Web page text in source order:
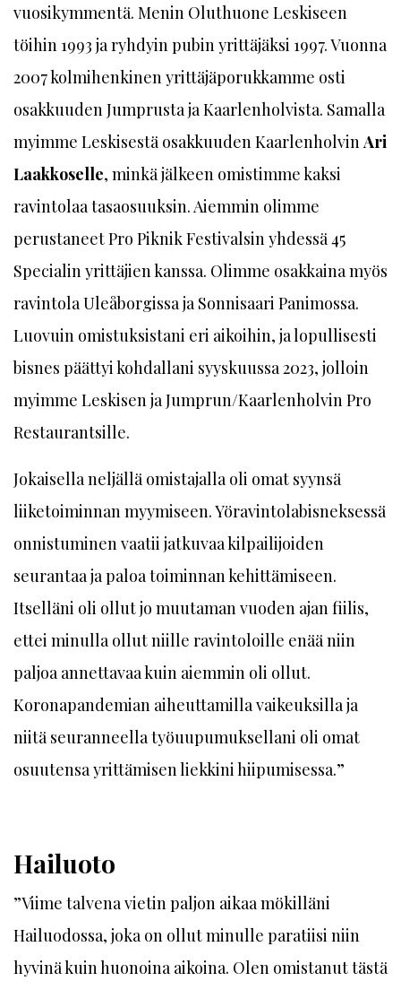
vuosikymmentä. Menin Oluthuone Leskiseen
töihin 1993 ja ryhdyin pubin yrittäjäksi 1997. Vuonna
2007 kolmihenkinen yrittäjäporukkamme osti
osakkuuden Jumprusta ja Kaarlenholvista. Samalla
myimme Leskisestä osakkuuden Kaarlenholvin Ari
Laakkoselle, minkä jälkeen omistimme kaksi
ravintolaa tasaosuuksin. Aiemmin olimme
perustaneet Pro Piknik Festivalsin yhdessä 45
Specialin yrittäjien kanssa. Olimme osakkaina myös
ravintola Uleåborgissa ja Sonnisaari Panimossa.
Luovuin omistuksistani eri aikoihin, ja lopullisesti
bisnes päättyi kohdallani syyskuussa 2023, jolloin
myimme Leskisen ja Jumprun/Kaarlenholvin Pro
Restaurantsille.
Jokaisella neljällä omistajalla oli omat syynsä
liiketoiminnan myymiseen. Yöravintolabisneksessä
onnistuminen vaatii jatkuvaa kilpailijoiden
seurantaa ja paloa toiminnan kehittämiseen.
Itselläni oli ollut jo muutaman vuoden ajan fiilis,
ettei minulla ollut niille ravintoloille enää niin
paljoa annettavaa kuin aiemmin oli ollut.
Koronapandemian aiheuttamilla vaikeuksilla ja
niitä seuranneella työuupumuksellani oli omat
osuutensa yrittämisen liekkini hiipumisessa.”
Hailuoto
”Viime talvena vietin paljon aikaa mökilläni
Hailuodossa, joka on ollut minulle paratiisi niin
hyvinä kuin huonoina aikoina. Olen omistanut tästä